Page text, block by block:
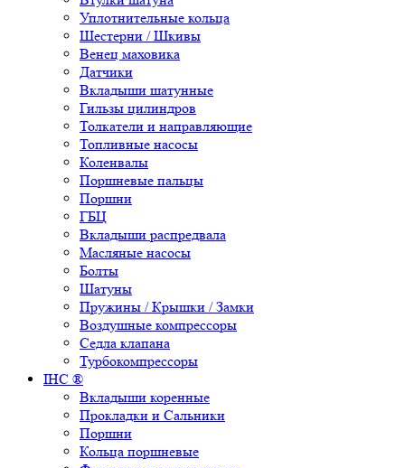
Уплотнительные кольца
Шестерни / Шкивы
Венец маховика
Датчики
Вкладыши шатунные
Гильзы цилиндров
Толкатели и направляющие
Топливные насосы
Коленвалы
Поршневые пальцы
Поршни
ГБЦ
Вкладыши распредвала
Масляные насосы
Болты
Шатуны
Пружины / Крышки / Замки
Воздушные компрессоры
Седла клапана
Турбокомпрессоры
IHC ®
Вкладыши коренные
Прокладки и Сальники
Поршни
Кольца поршневые